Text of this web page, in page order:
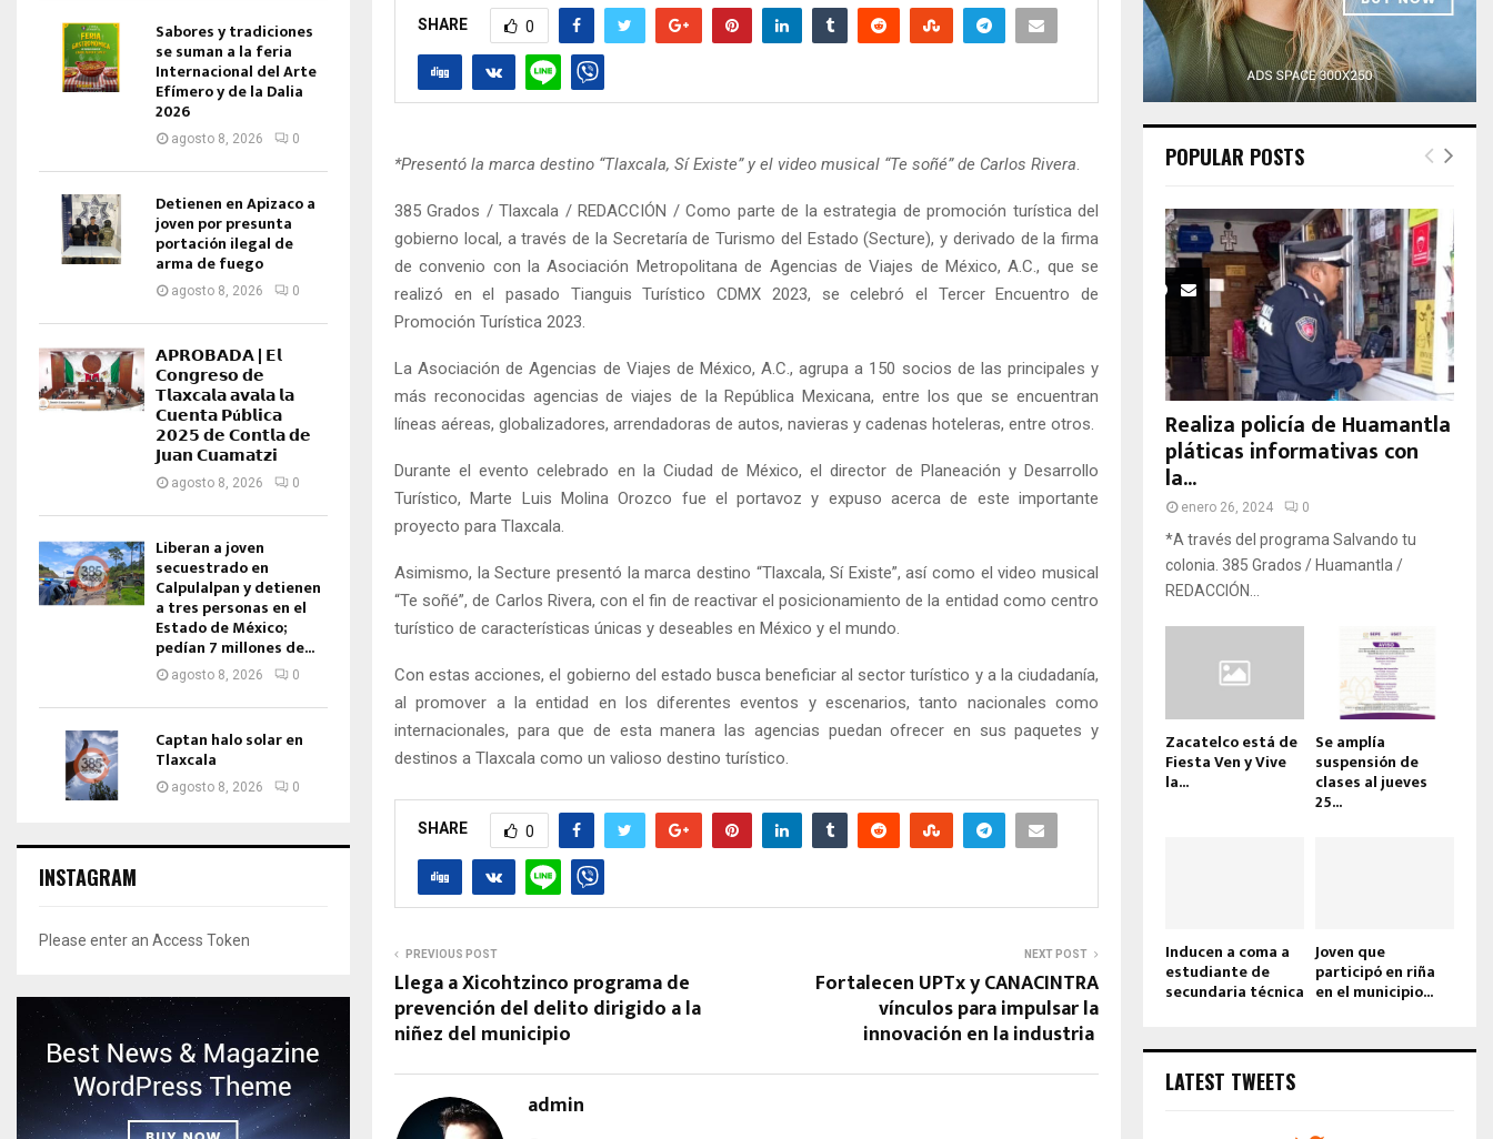
SHARE 0
*Presentó la marca destino “Tlaxcala, Sí Existe” y el video musical “Te soñé” de Carlos Rivera
385 Grados / Tlaxcala / REDACCIÓN / Como parte de la estrategia de promoción turística del
gobierno local, a través de la Secretaría de Turismo del Estado (Secture), y derivado de la firma
de convenio con la Asociación Metropolitana de Agencias de Viajes de México, A.C., que se
realizó en el pasado Tianguis Turístico CDMX 2023, se celebró el Tercer Encuentro de
Promoción Turística 2023.
La Asociación de Agencias de Viajes de México, A.C., agrupa a 150 socios de las principales y
más reconocidas agencias de viajes de la República Mexicana, entre los que se encuentran
líneas aéreas, globalizadores, arrendadoras de autos, navieras y cadenas hoteleras, entre otros.
Durante el evento celebrado en la Ciudad de México, el director de Planeación y Desarrollo
Turístico, Marte Luis Molina Orozco fue el portavoz y expuso acerca de este importante
proyecto para Tlaxcala.
Asimismo, la Secture presentó la marca destino “Tlaxcala, Sí Existe”, así como el video musical
“Te soñé”, de Carlos Rivera, con el fin de reactivar el posicionamiento de la entidad como centro
turístico de características únicas y deseables en México y el mundo.
Con estas acciones, el gobierno del estado busca beneficiar al sector turístico y a la ciudadanía,
al promover a la entidad en los diferentes eventos y escenarios, tanto nacionales como
internacionales, para que de esta manera las agencias puedan ofrecer en sus paquetes y
destinos a Tlaxcala como un valioso destino turístico.
SHARE 0
PREVIOUS POST
Llega a Xicohtzinco programa de
prevención del delito dirigido a la
niñez del municipio
NEXT POST
Fortalecen UPTx y CANACINTRA
vínculos para impulsar la
innovación en la industria
admin
Sabores y tradiciones
se suman a la feria
Internacional del Arte
Efímero y de la Dalia
2026
agosto 8, 2026 0
Detienen en Apizaco a
joven por presunta
portación ilegal de
arma de fuego
agosto 8, 2026 0
𝗔𝗣𝗥𝗢𝗕𝗔𝗗𝗔 | 𝗘𝗹
𝗖𝗼𝗻𝗴𝗿𝗲𝘀𝗼 𝗱𝗲
𝗧𝗹𝗮𝘅𝗰𝗮𝗹𝗮 𝗮𝘃𝗮𝗹𝗮 𝗹𝗮
𝗖𝘂𝗲𝗻𝘁𝗮 𝗣ú𝗯𝗹𝗶𝗰𝗮
𝟮𝟬𝟮𝟱 𝗱𝗲 𝗖𝗼𝗻𝘁𝗹𝗮 𝗱𝗲
𝗝𝘂𝗮𝗻 𝗖𝘂𝗮𝗺𝗮𝘁𝘇𝗶
agosto 8, 2026 0
Liberan a joven
secuestrado en
Calpulalpan y detienen
a tres personas en el
Estado de México;
pedían 7 millones de...
agosto 8, 2026 0
Captan halo solar en
Tlaxcala
agosto 8, 2026 0
INSTAGRAM
Please enter an Access Token
POPULAR POSTS
Realiza policía de Huamantla
pláticas informativas con
la...
enero 26, 2024 0
*A través del programa Salvando tu
colonia. 385 Grados / Huamantla /
REDACCIÓN...
Zacatelco está de
Fiesta Ven y Vive
la...
Se amplía
suspensión de
clases al jueves
25...
Inducen a coma a
estudiante de
secundaria técnica
Joven que
participó en riña
en el municipio...
LATEST TWEETS